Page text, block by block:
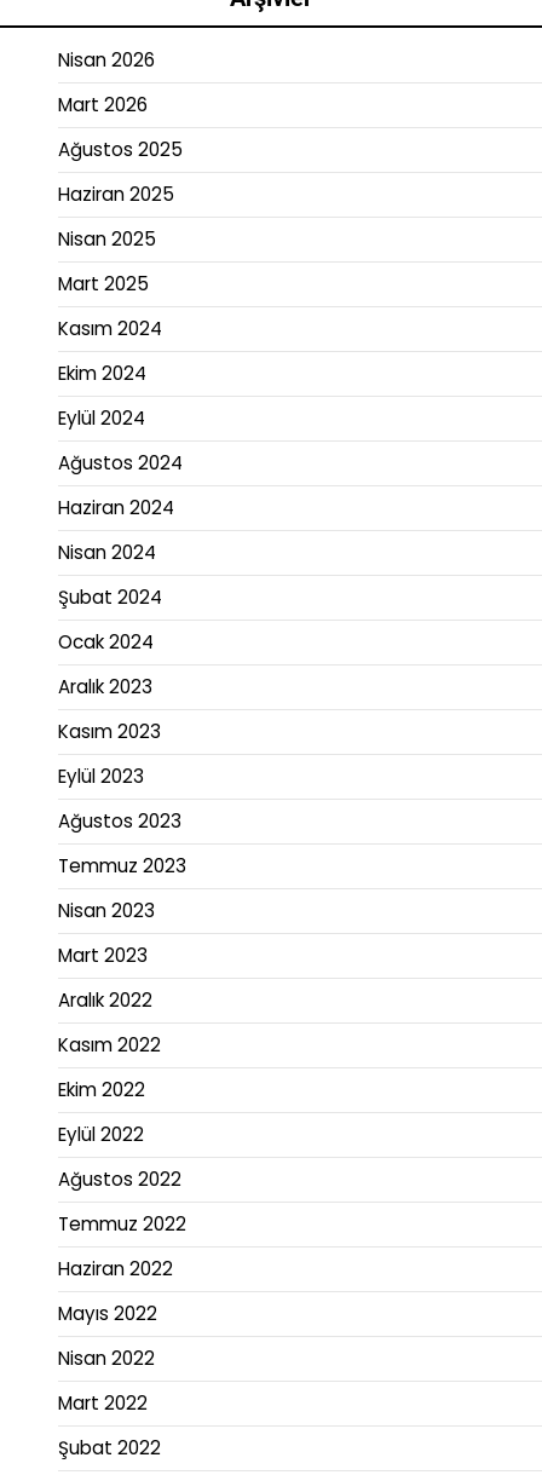
Nisan 2026
Mart 2026
Ağustos 2025
Haziran 2025
Nisan 2025
Mart 2025
Kasım 2024
Ekim 2024
Eylül 2024
Ağustos 2024
Haziran 2024
Nisan 2024
Şubat 2024
Ocak 2024
Aralık 2023
Kasım 2023
Eylül 2023
Ağustos 2023
Temmuz 2023
Nisan 2023
Mart 2023
Aralık 2022
Kasım 2022
Ekim 2022
Eylül 2022
Ağustos 2022
Temmuz 2022
Haziran 2022
Mayıs 2022
Nisan 2022
Mart 2022
Şubat 2022